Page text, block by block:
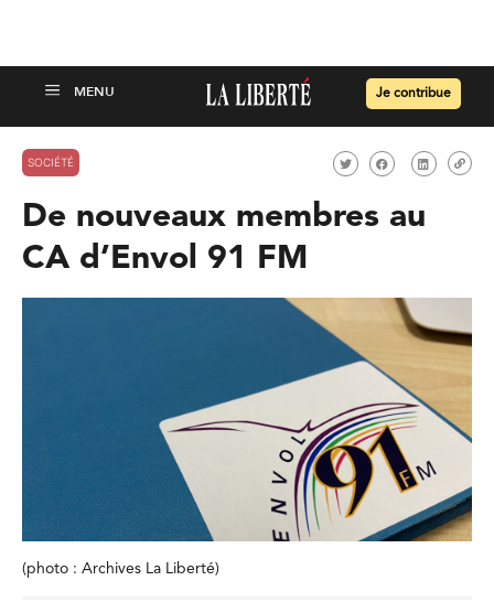
Je contribue
SOCIÉTÉ
De nouveaux membres au
CA d’Envol 91 FM
(photo : Archives La Liberté)